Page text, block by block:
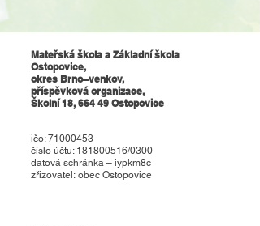
Mateřská škola a Základní škola
Ostopovice,
okres Brno–venkov,
příspěvková organizace,
Školní 18, 664 49 Ostopovice
ičo:71000453
číslo účtu: 181800516/0300
datová schránka – iypkm8c
zřizovatel: obec Ostopovice